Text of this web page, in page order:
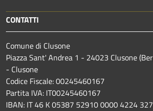
CONTATTI
Comune di Clusone
Piazza Sant' Andrea 1 - 24023 Clusone
- Clusone
Codice Fiscale: 00245460167
Partita IVA: IT00245460167
IBAN: IT 46 K 05387 52910 0000 4224